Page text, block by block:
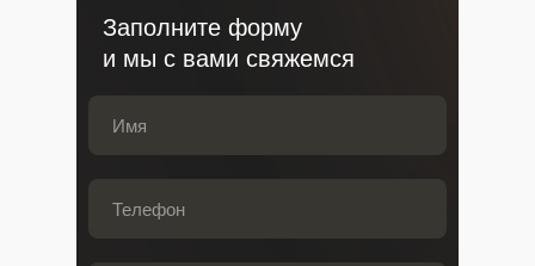
Заполните форму
и мы с вами свяжемся